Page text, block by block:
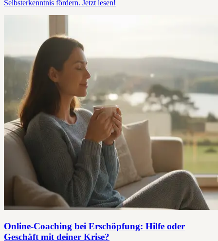
Selbsterkenntnis fördern. Jetzt lesen!
Online-Coaching bei Erschöpfung: Hilfe oder
Geschäft mit deiner Krise?